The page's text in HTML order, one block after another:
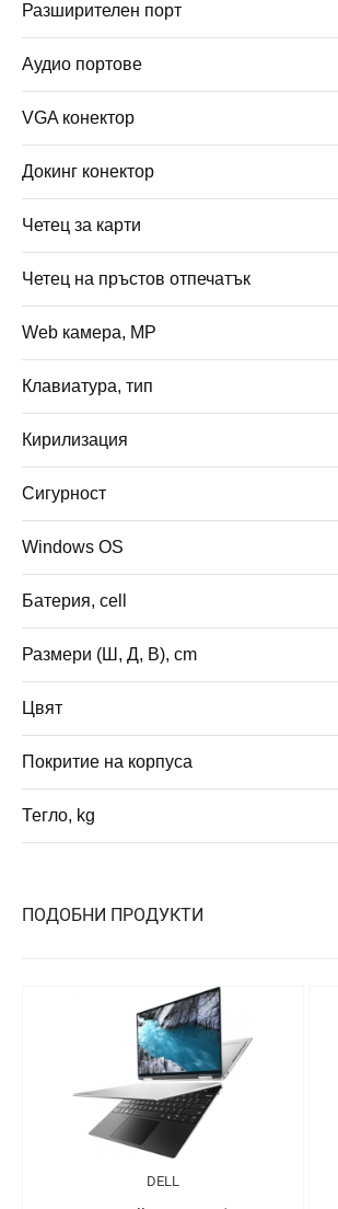
Разширителен порт
Аудио портове
VGA конектор
Докинг конектор
Четец за карти
Четец на пръстов отпечатък
Web камера, MP
Клавиатура, тип
Кирилизация
Сигурност
Windows OS
Батерия, cell
Размери (Ш, Д, В), cm
Цвят
Покритие на корпуса
Тегло, kg
ПОДОБНИ ПРОДУКТИ
DELL